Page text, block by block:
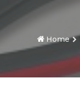
Home